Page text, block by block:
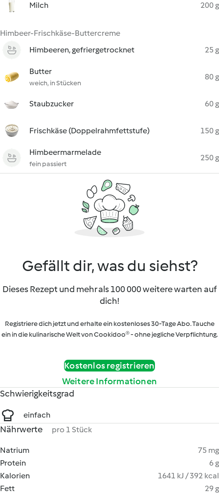
Milch 200 g
Himbeer-Frischkäse-Buttercreme
Himbeeren, gefriergetrocknet
25 g
Butter
weich, in Stücken
80 g
Staubzucker 60 g
Frischkäse (Doppelrahmfettstufe) 150 g
Himbeermarmelade
fein passiert
250 g
Gefällt dir, was du siehst?
Dieses Rezept und mehr als 100 000 weitere warten auf
dich!
Registriere dich jetzt und erhalte ein kostenloses 30-Tage Abo. Tauche
ein in die kulinarische Welt von Cookidoo® - ohne jegliche Verpflichtung.
Kostenlos registrieren
Weitere Informationen
Schwierigkeitsgrad
einfach
Nährwerte pro 1 Stück
Natrium
75 mg
Protein
6 g
Kalorien
1641 kJ / 392 kcal
Fett
29 g